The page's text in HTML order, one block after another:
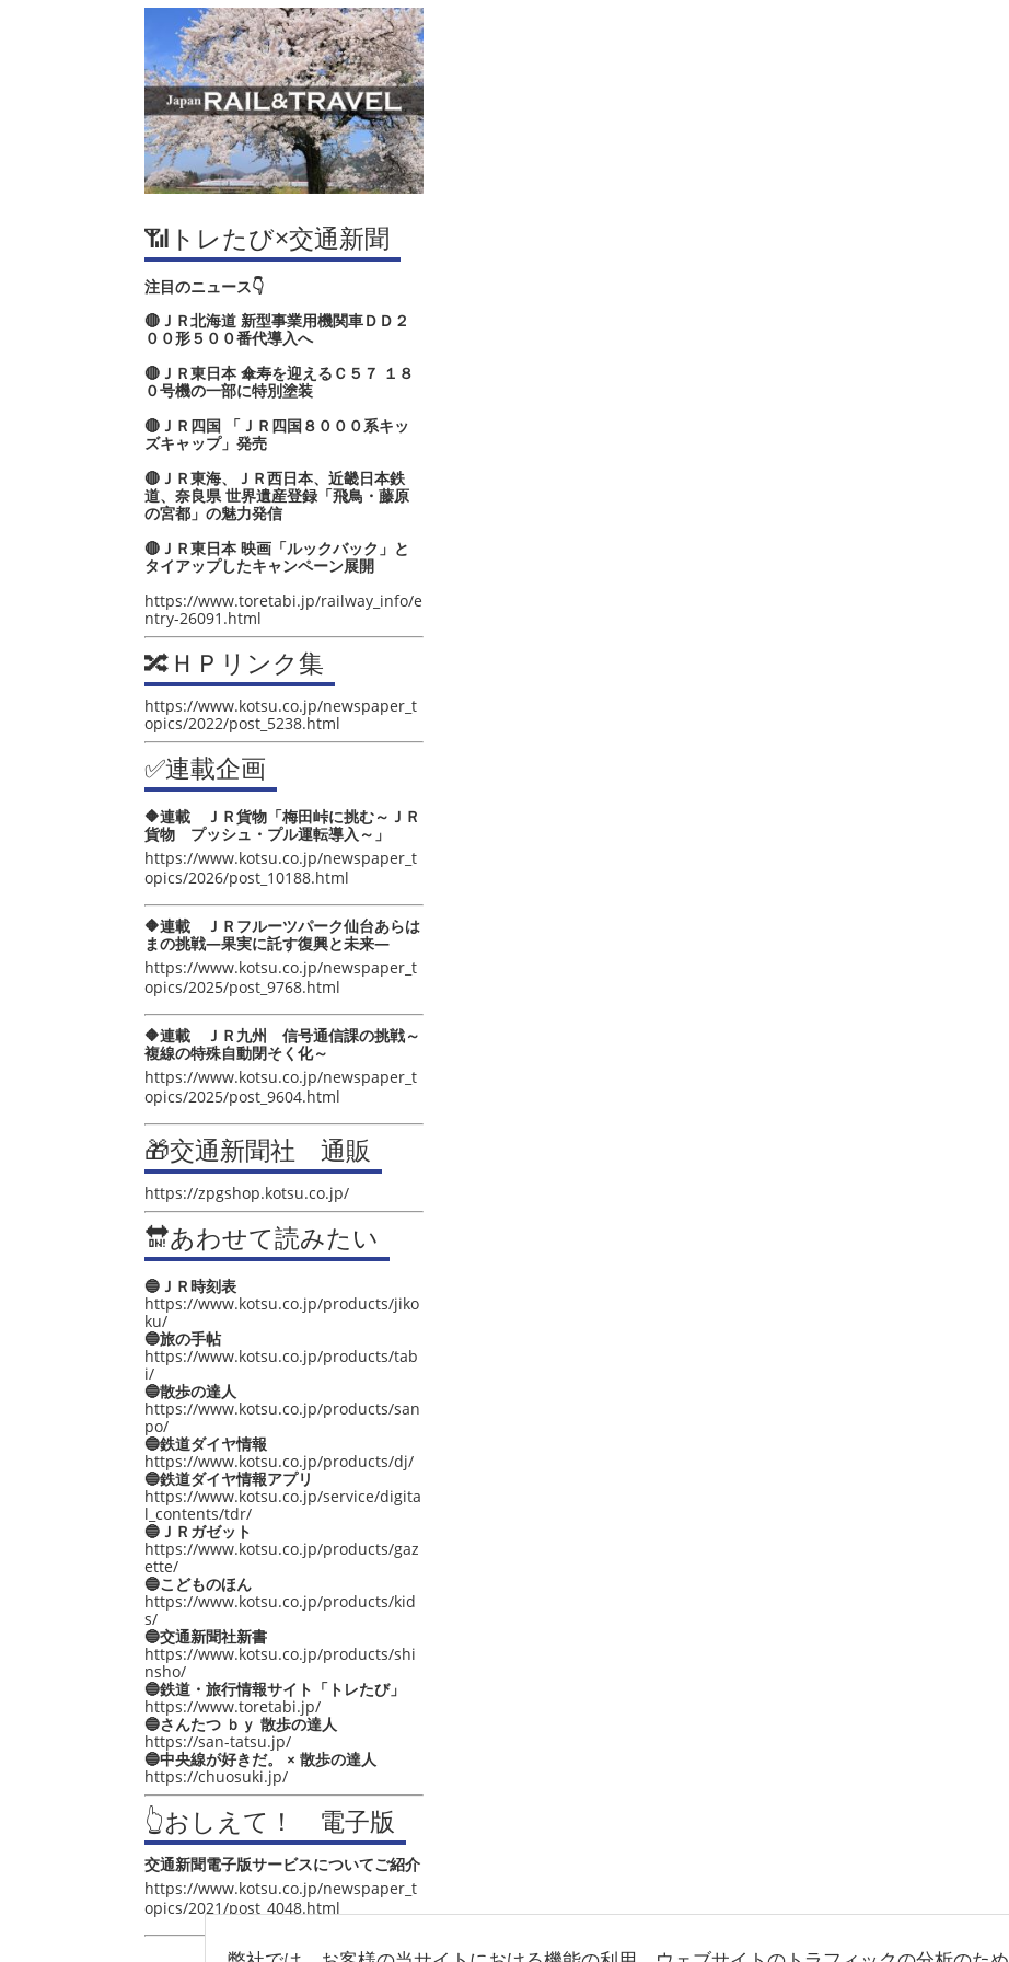
📶トレたび×交通新聞
注目のニュース👇
🔴ＪＲ北海道 新型事業用機関車ＤＤ２
００形５００番代導入へ
🔴ＪＲ東日本 傘寿を迎えるＣ５７ １８
０号機の一部に特別塗装
🔴ＪＲ四国 「ＪＲ四国８０００系キッ
ズキャップ」発売
🔴ＪＲ東海、ＪＲ西日本、近畿日本鉄
道、奈良県 世界遺産登録「飛鳥・藤原
の宮都」の魅力発信
🔴ＪＲ東日本 映画「ルックバック」と
タイアップしたキャンペーン展開
https://www.toretabi.jp/railway_info/e
ntry-26091.html
🔀ＨＰリンク集
https://www.kotsu.co.jp/newspaper_t
opics/2022/post_5238.html
✅連載企画
🔶連載 ＪＲ貨物「梅田峠に挑む～ＪＲ
貨物 プッシュ・プル運転導入～」
https://www.kotsu.co.jp/newspaper_t
opics/2026/post_10188.html
🔶連載 ＪＲフルーツパーク仙台あらは
まの挑戦―果実に託す復興と未来―
https://www.kotsu.co.jp/newspaper_t
opics/2025/post_9768.html
🔶連載 ＪＲ九州 信号通信課の挑戦～
複線の特殊自動閉そく化～
https://www.kotsu.co.jp/newspaper_t
opics/2025/post_9604.html
🎁交通新聞社 通販
https://zpgshop.kotsu.co.jp/
🔛あわせて読みたい
🔵ＪＲ時刻表
https://www.kotsu.co.jp/products/jiko
ku/
🔵旅の手帖
https://www.kotsu.co.jp/products/tab
i/
🔵散歩の達人
https://www.kotsu.co.jp/products/san
po/
🔵鉄道ダイヤ情報
https://www.kotsu.co.jp/products/dj/
🔵鉄道ダイヤ情報アプリ
https://www.kotsu.co.jp/service/digita
l_contents/tdr/
🔵ＪＲガゼット
https://www.kotsu.co.jp/products/gaz
ette/
🔵こどものほん
https://www.kotsu.co.jp/products/kid
s/
🔵交通新聞社新書
https://www.kotsu.co.jp/products/shi
nsho/
🔵鉄道・旅行情報サイト「トレたび」
https://www.toretabi.jp/
🔵さんたつ ｂｙ 散歩の達人
https://san-tatsu.jp/
🔵中央線が好きだ。 × 散歩の達人
https://chuosuki.jp/
👆おしえて！ 電子版
交通新聞電子版サービスについてご紹介
https://www.kotsu.co.jp/newspaper_t
opics/2021/post_4048.html